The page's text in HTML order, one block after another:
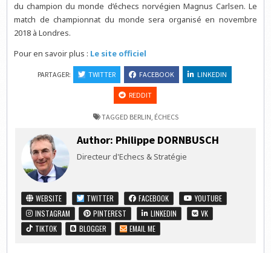
du champion du monde d’échecs norvégien Magnus Carlsen. Le
match de championnat du monde sera organisé en novembre
2018 à Londres.
Pour en savoir plus : Le site officiel
PARTAGER: TWITTER FACEBOOK LINKEDIN
REDDIT
TAGGED BERLIN, ÉCHECS
Author: Philippe DORNBUSCH
Directeur d'Echecs & Stratégie
WEBSITE TWITTER FACEBOOK
YOUTUBE
INSTAGRAM
PINTEREST LINKEDIN
VK
TIKTOK
BLOGGER EMAIL ME